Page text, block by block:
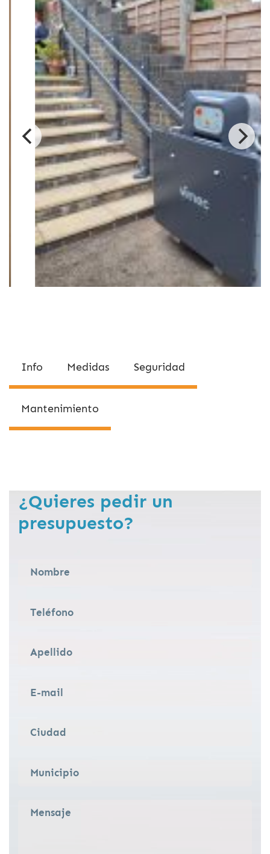
Info Medidas Seguridad
Mantenimiento
¿Quieres pedir un
presupuesto?